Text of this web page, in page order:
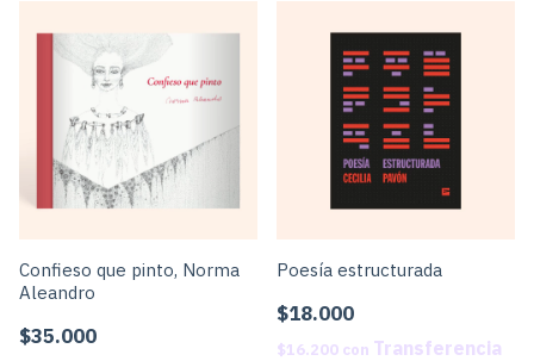
Confieso que pinto, Norma
Aleandro
$35.000
Poesía estructurada
$18.000
$16.200 con